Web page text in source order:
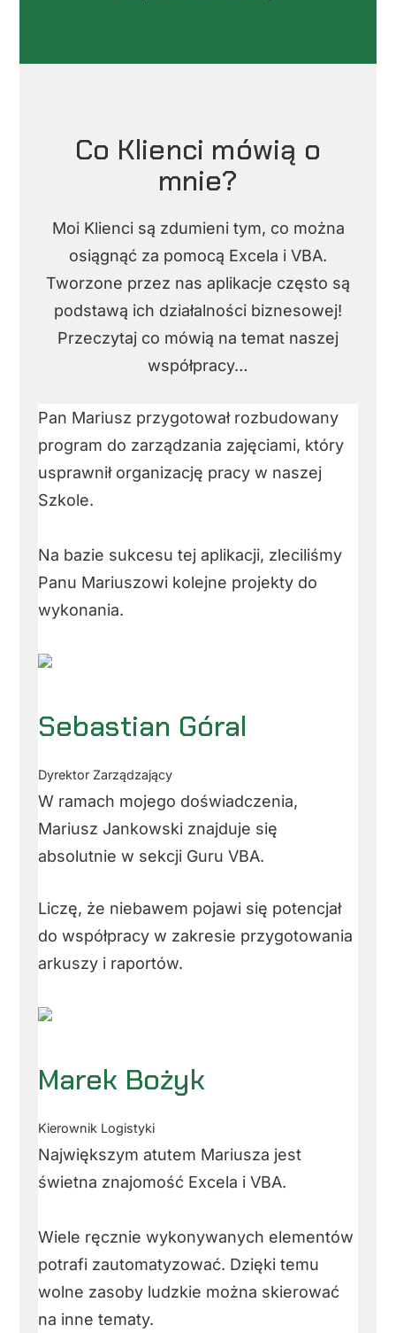
Co Klienci mówią o
mnie?
Moi Klienci są zdumieni tym, co można
osiągnąć za pomocą Excela i VBA.
Tworzone przez nas aplikacje często są
podstawą ich działalności biznesowej!
Przeczytaj co mówią na temat naszej
współpracy…
Pan Mariusz przygotował rozbudowany
program do zarządzania zajęciami, który
usprawnił organizację pracy w naszej
Szkole.
Na bazie sukcesu tej aplikacji, zleciliśmy
Panu Mariuszowi kolejne projekty do
wykonania.
Sebastian Góral
Dyrektor Zarządzający
W ramach mojego doświadczenia,
Mariusz Jankowski znajduje się
absolutnie w sekcji Guru VBA.
Liczę, że niebawem pojawi się potencjał
do współpracy w zakresie przygotowania
arkuszy i raportów.
Marek Bożyk
Kierownik Logistyki
Największym atutem Mariusza jest
świetna znajomość Excela i VBA.
Wiele ręcznie wykonywanych elementów
potrafi zautomatyzować. Dzięki temu
wolne zasoby ludzkie można skierować
na inne tematy.